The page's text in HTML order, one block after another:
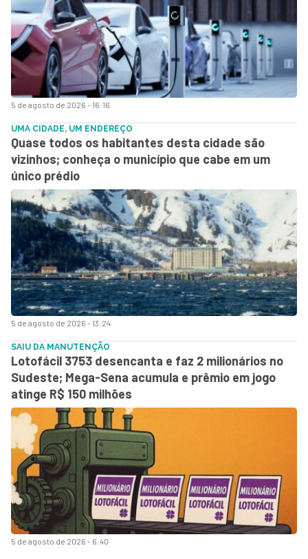
5 de agosto de 2026 - 16:16
5 de agosto de 2026 - 13:24
UMA CIDADE, UM ENDEREÇO
Quase todos os habitantes desta cidade são
vizinhos; conheça o município que cabe em um
único prédio
5 de agosto de 2026 - 6:40
SAIU DA MANUTENÇÃO
Lotofácil 3753 desencanta e faz 2 milionários no
Sudeste; Mega-Sena acumula e prêmio em jogo
atinge R$ 150 milhões